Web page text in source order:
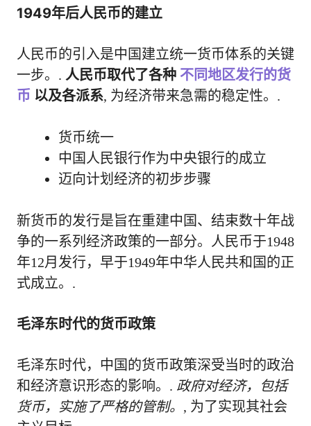
1949年后人民币的建立
人民币的引入是中国建立统一货币体系的关键
一步。. 人民币取代了各种 不同地区发行的货
币 以及各派系, 为经济带来急需的稳定性。.
货币统一
中国人民银行作为中央银行的成立
迈向计划经济的初步步骤
新货币的发行是旨在重建中国、结束数十年战
争的一系列经济政策的一部分。人民币于1948
年12月发行，早于1949年中华人民共和国的正
式成立。.
毛泽东时代的货币政策
毛泽东时代，中国的货币政策深受当时的政治
和经济意识形态的影响。. 政府对经济，包括
货币，实施了严格的管制。 , 为了实现其社会